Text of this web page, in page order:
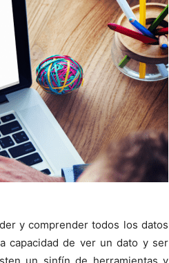
y comprender todos los datos
capacidad de ver un dato y ser